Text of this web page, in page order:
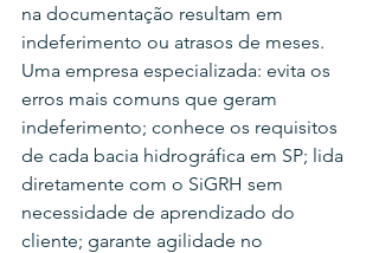
na documentação resultam em
indeferimento ou atrasos de meses.
Uma empresa especializada: evita os
erros mais comuns que geram
indeferimento; conhece os requisitos
de cada bacia hidrográfica em SP; lida
diretamente com o SiGRH sem
necessidade de aprendizado do
cliente; garante agilidade no